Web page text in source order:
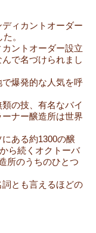
ィカントオーダー
。
ントオーダー設立
で名づけられまし
爆発的な人気を呼
の技、有名なバイ
ナー醸造所は世界
ある約1300の醸
ら続くオクトーバ
所のうちのひとつ
詞とも言えるほどの